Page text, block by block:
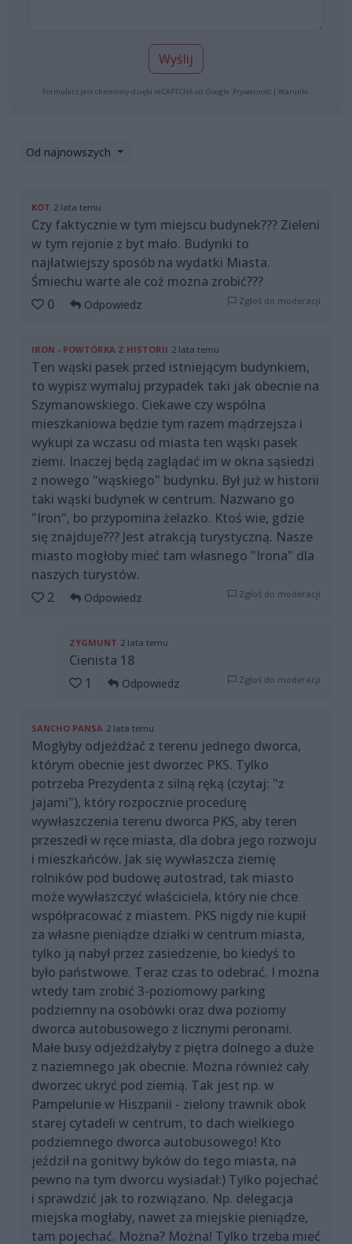
Wyślij
Formularz jest chroniony dzięki reCAPTCHA od Google: Prywatność | Warunki
Od najnowszych
KOT 2 lata temu
Czy faktycznie w tym miejscu budynek??? Zieleni
w tym rejonie z byt mało. Budynki to
najłatwiejszy sposób na wydatki Miasta.
Śmiechu warte ale coż mozna zrobić???
0
Odpowiedz Zgłoś do moderacji
IRON - POWTÓRKA Z HISTORII 2 lata temu
Ten wąski pasek przed istniejącym budynkiem,
to wypisz wymaluj przypadek taki jak obecnie na
Szymanowskiego. Ciekawe czy wspólna
mieszkaniowa będzie tym razem mądrzejsza i
wykupi za wczasu od miasta ten wąski pasek
ziemi. Inaczej będą zaglądać im w okna sąsiedzi
z nowego "wąskiego" budynku. Był już w historii
taki wąski budynek w centrum. Nazwano go
"Iron", bo przypomina żelazko. Ktoś wie, gdzie
się znajduje??? Jest atrakcją turystyczną. Nasze
miasto mogłoby mieć tam własnego "Irona" dla
naszych turystów.
2
Odpowiedz Zgłoś do moderacji
ZYGMUNT 2 lata temu
Cienista 18
1
Odpowiedz Zgłoś do moderacji
SANCHO PANSA 2 lata temu
Mogłyby odjeżdżać z terenu jednego dworca,
którym obecnie jest dworzec PKS. Tylko
potrzeba Prezydenta z silną ręką (czytaj: "z
jajami"), który rozpocznie procedurę
wywłaszczenia terenu dworca PKS, aby teren
przeszedł w ręce miasta, dla dobra jego rozwoju
i mieszkańców. Jak się wywłaszcza ziemię
rolników pod budowę autostrad, tak miasto
może wywłaszczyć właściciela, który nie chce
współpracować z miastem. PKS nigdy nie kupił
za własne pieniądze działki w centrum miasta,
tylko ją nabył przez zasiedzenie, bo kiedyś to
było państwowe. Teraz czas to odebrać. I można
wtedy tam zrobić 3-poziomowy parking
podziemny na osobówki oraz dwa poziomy
dworca autobusowego z licznymi peronami.
Małe busy odjeżdżałyby z piętra dolnego a duże
z naziemnego jak obecnie. Można również cały
dworzec ukryć pod ziemią. Tak jest np. w
Pampelunie w Hiszpanii - zielony trawnik obok
starej cytadeli w centrum, to dach wielkiego
podziemnego dworca autobusowego! Kto
jeździł na gonitwy byków do tego miasta, na
pewno na tym dworcu wysiadał:) Tylko pojechać
i sprawdzić jak to rozwiązano. Np. delegacja
miejska mogłaby, nawet za miejskie pieniądze,
tam pojechać. Można? Można! Tylko trzeba mieć